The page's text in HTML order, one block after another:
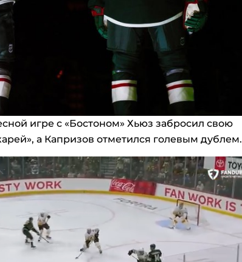
игре с «Бостоном» Хьюз забросил свою
а Капризов отметился голевым дублем.